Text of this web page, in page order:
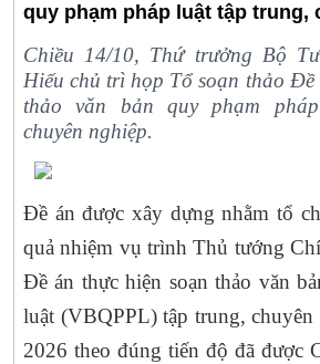
quy phạm pháp luật tập trung,
Chiều 14/10, Thứ trưởng Bộ
Hiếu chủ trì họp Tổ soạn thảo Đề
thảo văn bản quy phạm
chuyên nghiệp.
Đề án được xây dựng nhằm tổ
quả nhiệm vụ trình Thủ tướng
Đề án thực hiện soạn thảo văn
luật (VBQPPL) tập trung, chuyên
2026 theo đúng tiến độ đã được